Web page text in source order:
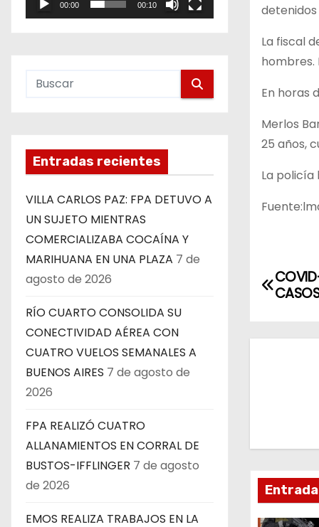
00:00 00:10
Entradas recientes
VILLA CARLOS PAZ: FPA DETUVO A
UN SUJETO MIENTRAS
COMERCIALIZABA COCAÍNA Y
MARIHUANA EN UNA PLAZA 7 de
agosto de 2026
RÍO CUARTO CONSOLIDA SU
CONECTIVIDAD AÉREA CON
CUATRO VUELOS SEMANALES A
BUENOS AIRES 7 de agosto de
2026
FPA REALIZÓ CUATRO
ALLANAMIENTOS EN CORRAL DE
BUSTOS-IFFLINGER 7 de agosto
de 2026
EMOS REALIZA TRABAJOS EN LA
La fiscal
hombres.
En horas
Merlos
25 años,
La policía
N
v
c
i
ó